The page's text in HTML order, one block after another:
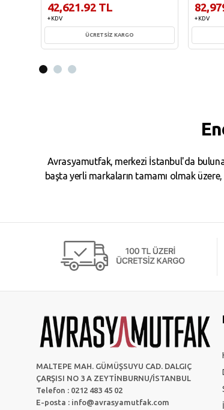
42,621.92 TL
+ KDV
ÜCRETSİZ KARGO
+ KDV
Avrasyamutfak, merkezi İstanbul'da
başta yerli markaların tamamı olmak
MALTEPE MAH. GÜMÜŞSUYU CAD. DALGIÇ
ÇARŞISI NO 3 A ZEYTİNBURNU/İSTANBUL
Telefon : 0212 483 45 02
E-posta : info@avrasyamutfak.com